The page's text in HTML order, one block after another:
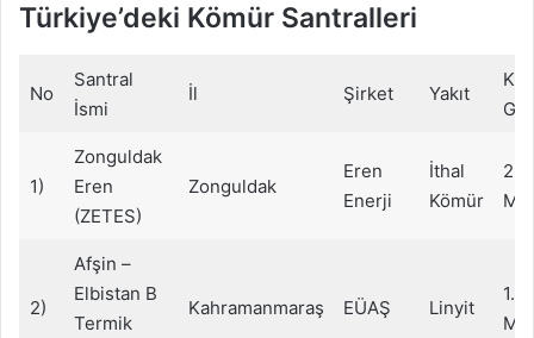
Türkiye’deki Kömür Santralleri
No
Santral
İsmi
İl Şirket Yakıt
1)
Zonguldak
Eren
(ZETES)
Zonguldak
Eren
Enerji
İthal
Kömür
MW
2)
Afşin –
Elbistan B
Termik
Kahramanmaraş EÜAŞ Linyit
MW